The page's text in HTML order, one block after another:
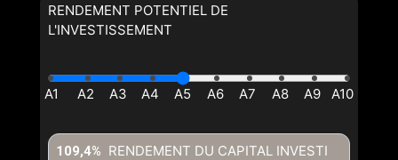
RENDEMENT POTENTIEL DE
L'INVESTISSEMENT
RENDEMENT DU CAPITAL INVESTI
109,4%